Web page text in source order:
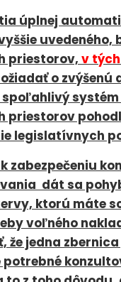
úplnej
priestorov, v
o
spoľahlivý
priestorov
legislatívnych
zabezpečeniu
dát sa
ktorú máte
voľného
že jedna
potrebné